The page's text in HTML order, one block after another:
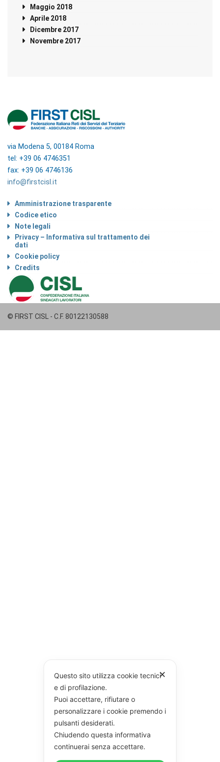
Maggio 2018
Aprile 2018
Dicembre 2017
Novembre 2017
via Modena 5, 00184 Roma
tel: +39 06 4746351
fax: +39 06 4746136
info@firstcisl.it
Amministrazione trasparente
Codice etico
Note legali
Privacy – Informativa sul trattamento dei
dati
Cookie policy
Credits
© FIRST CISL - C.F. 80122130588
✕
Questo sito utilizza cookie tecnici
e di profilazione.
Puoi accettare, rifiutare o
personalizzare i cookie premendo i
pulsanti desiderati.
Chiudendo questa informativa
continuerai senza accettare.